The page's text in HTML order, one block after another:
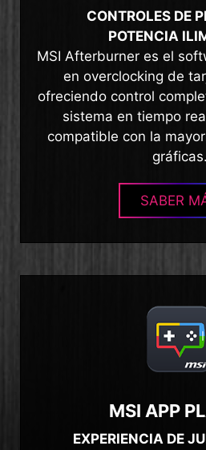
CONTROLES DE
POTENCIA
MSI Afterburner es el
en overclocking de
ofreciendo control
sistema en tiempo
compatible con la
gráficas.
SABER
MSI APP
EXPERIENCIA DE